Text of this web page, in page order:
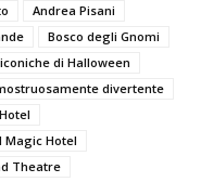
Andrea Pisani
Bosco degli Gnomi
di Halloween
divertente
Magic Hotel
Theatre